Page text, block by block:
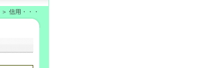
信用・・・